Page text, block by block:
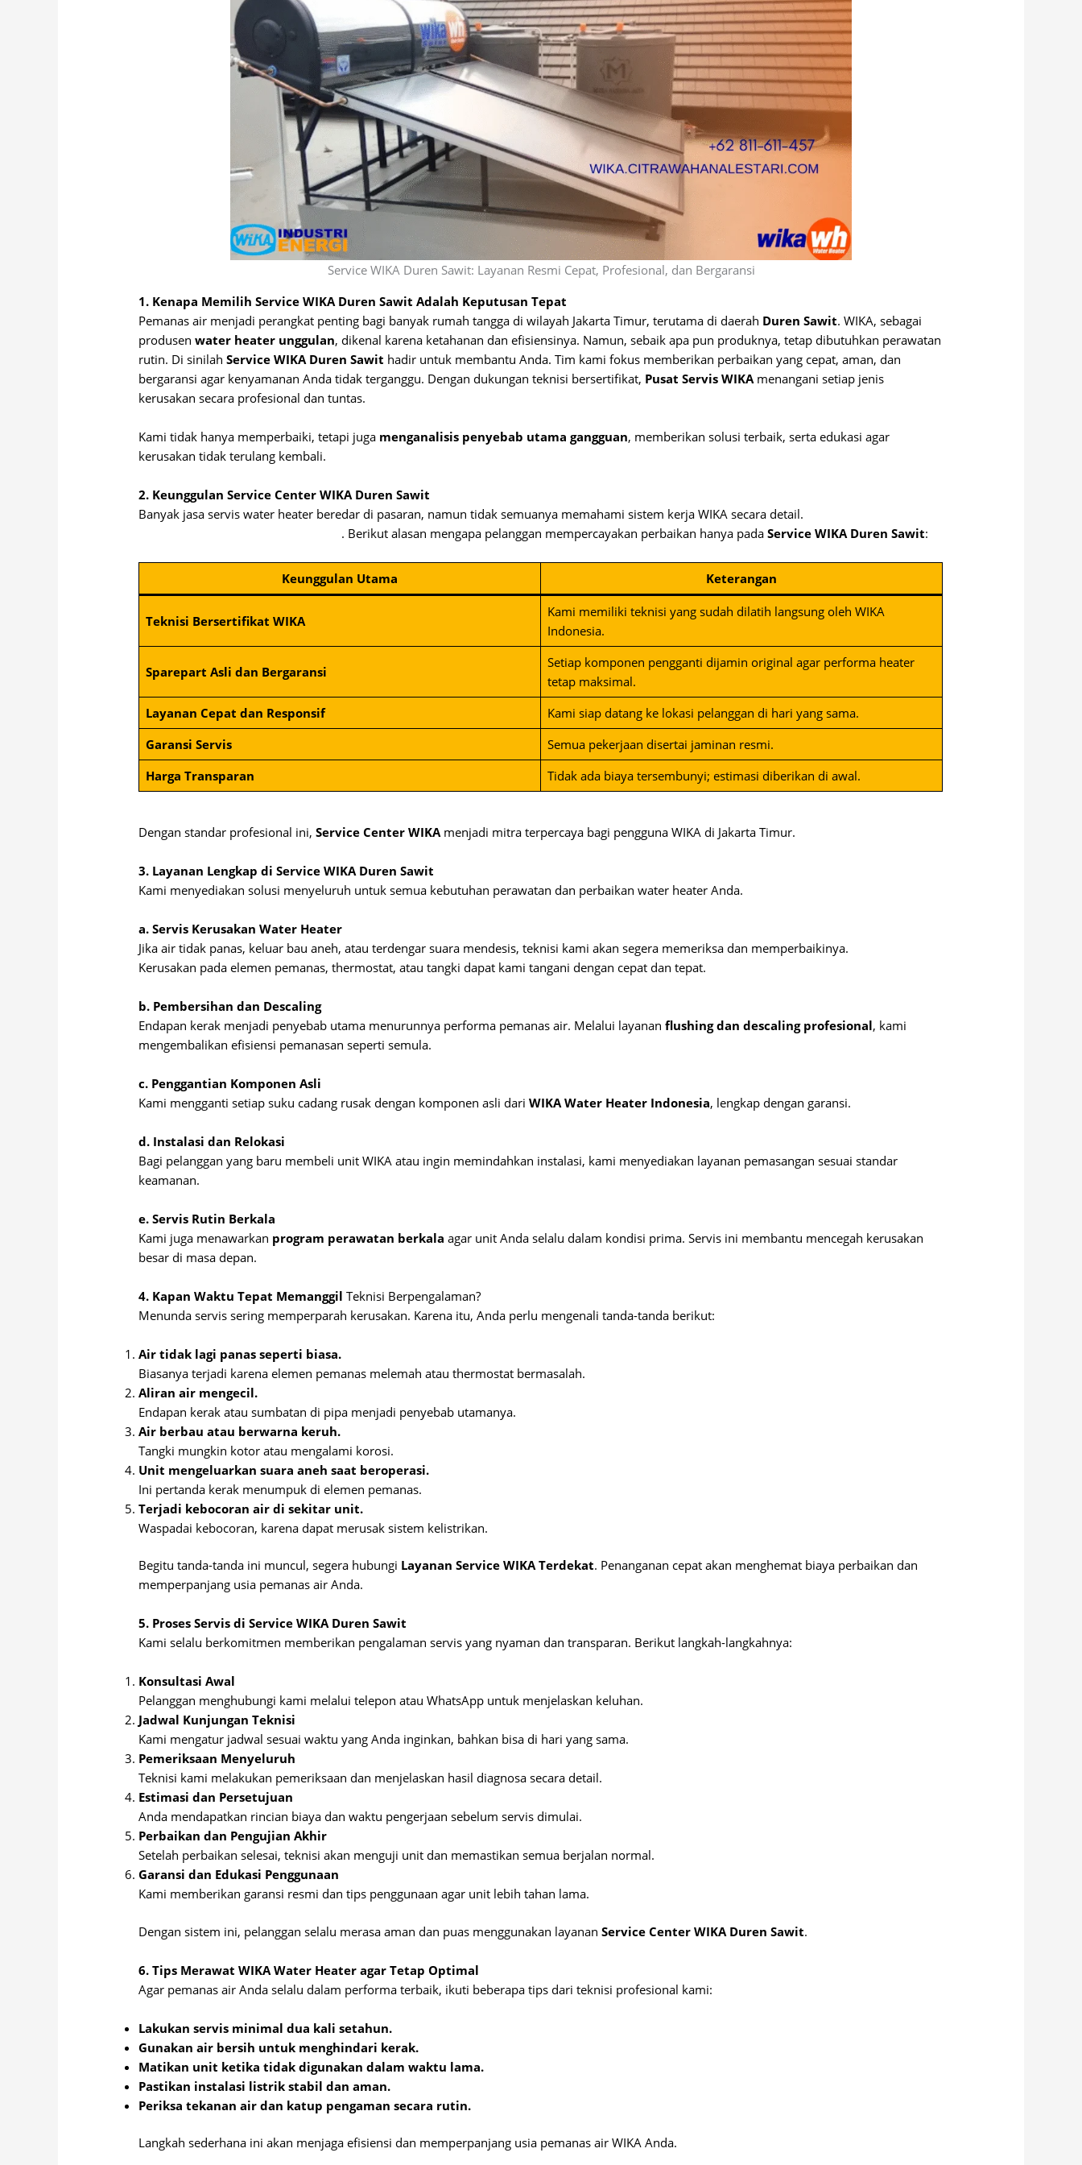
Service WIKA Duren Sawit: Layanan Resmi Cepat, Profesional, dan Bergaransi
1. Kenapa Memilih Service WIKA Duren Sawit Adalah Keputusan Tepat
Pemanas air menjadi perangkat penting bagi banyak rumah tangga di wilayah Jakarta Timur, terutama di daerah Duren Sawit. WIKA, sebagai
produsenwater heater unggulan, dikenal karena ketahanan dan efisiensinya. Namun, sebaik apa pun produknya, tetap dibutuhkan perawatan
rutin. Di sinilahService WIKA Duren Sawit hadir untuk membantu Anda. Tim kami fokus memberikan perbaikan yang cepat, aman, dan
bergaransi agar kenyamanan Anda tidak terganggu. Dengan dukungan teknisi bersertifikat, Pusat Servis WIKAmenangani setiap jenis
kerusakan secara profesional dan tuntas.
Kami tidak hanya memperbaiki, tetapi juga menganalisis penyebab utama gangguan, memberikan solusi terbaik, serta edukasi agar
kerusakan tidak terulang kembali.
2. Keunggulan Service Center WIKA Duren Sawit
Banyak jasa servis water heater beredar di pasaran, namun tidak semuanya memahami sistem kerja WIKA secara detail.
. Berikut alasan mengapa pelanggan mempercayakan perbaikan hanya padaService WIKA Duren Sawit:
Keunggulan Utama Keterangan
Teknisi Bersertifikat WIKA
Kami memiliki teknisi yang sudah dilatih langsung oleh WIKA
Indonesia.
Sparepart Asli dan Bergaransi
Setiap komponen pengganti dijamin original agar performa heater
tetap maksimal.
Layanan Cepat dan Responsif
Kami siap datang ke lokasi pelanggan di hari yang sama.
Garansi Servis
Semua pekerjaan disertai jaminan resmi.
Harga Transparan
Tidak ada biaya tersembunyi; estimasi diberikan di awal.
Dengan standar profesional ini,Service Center WIKA menjadi mitra terpercaya bagi pengguna WIKA di Jakarta Timur.
3. Layanan Lengkap di Service WIKA Duren Sawit
Kami menyediakan solusi menyeluruh untuk semua kebutuhan perawatan dan perbaikan water heater Anda.
a. Servis Kerusakan Water Heater
Jika air tidak panas, keluar bau aneh, atau terdengar suara mendesis, teknisi kami akan segera memeriksa dan memperbaikinya.
Kerusakan pada elemen pemanas, thermostat, atau tangki dapat kami tangani dengan cepat dan tepat.
b. Pembersihan dan Descaling
Endapan kerak menjadi penyebab utama menurunnya performa pemanas air. Melalui layananflushing dan descaling profesional, kami
mengembalikan efisiensi pemanasan seperti semula.
c. Penggantian Komponen Asli
Kami mengganti setiap suku cadang rusak dengan komponen asli dariWIKA Water Heater Indonesia, lengkap dengan garansi.
d. Instalasi dan Relokasi
Bagi pelanggan yang baru membeli unit WIKA atau ingin memindahkan instalasi, kami menyediakan layanan pemasangan sesuai standar
keamanan.
e. Servis Rutin Berkala
Kami juga menawarkan program perawatan berkala agar unit Anda selalu dalam kondisi prima. Servis ini membantu mencegah kerusakan
besar di masa depan.
4. Kapan Waktu Tepat MemanggilTeknisi Berpengalaman?
Menunda servis sering memperparah kerusakan. Karena itu, Anda perlu mengenali tanda-tanda berikut:
Air tidak lagi panas seperti biasa.
Biasanya terjadi karena elemen pemanas melemah atau thermostat bermasalah.
Aliran air mengecil.
Endapan kerak atau sumbatan di pipa menjadi penyebab utamanya.
Air berbau atau berwarna keruh.
Tangki mungkin kotor atau mengalami korosi.
Unit mengeluarkan suara aneh saat beroperasi.
Ini pertanda kerak menumpuk di elemen pemanas.
Terjadi kebocoran air di sekitar unit.
Waspadai kebocoran, karena dapat merusak sistem kelistrikan.
Begitu tanda-tanda ini muncul, segera hubungi Layanan Service WIKA Terdekat. Penanganan cepat akan menghemat biaya perbaikan dan
memperpanjang usia pemanas air Anda.
5. Proses Servis di Service WIKA Duren Sawit
Kami selalu berkomitmen memberikan pengalaman servis yang nyaman dan transparan. Berikut langkah-langkahnya:
Konsultasi Awal
Pelanggan menghubungi kami melalui telepon atau WhatsApp untuk menjelaskan keluhan.
Jadwal Kunjungan Teknisi
Kami mengatur jadwal sesuai waktu yang Anda inginkan, bahkan bisa di hari yang sama.
Pemeriksaan Menyeluruh
Teknisi kami melakukan pemeriksaan dan menjelaskan hasil diagnosa secara detail.
Estimasi dan Persetujuan
Anda mendapatkan rincian biaya dan waktu pengerjaan sebelum servis dimulai.
Perbaikan dan Pengujian Akhir
Setelah perbaikan selesai, teknisi akan menguji unit dan memastikan semua berjalan normal.
Garansi dan Edukasi Penggunaan
Kami memberikan garansi resmi dan tips penggunaan agar unit lebih tahan lama.
Dengan sistem ini, pelanggan selalu merasa aman dan puas menggunakan layananService Center WIKA Duren Sawit.
6. Tips Merawat WIKA Water Heater agar Tetap Optimal
Agar pemanas air Anda selalu dalam performa terbaik, ikuti beberapa tips dari teknisi profesional kami:
Lakukan servis minimal dua kali setahun.
Gunakan air bersih untuk menghindari kerak.
Matikan unit ketika tidak digunakan dalam waktu lama.
Pastikan instalasi listrik stabil dan aman.
Periksa tekanan air dan katup pengaman secara rutin.
Langkah sederhana ini akan menjaga efisiensi dan memperpanjang usia pemanas air WIKA Anda.